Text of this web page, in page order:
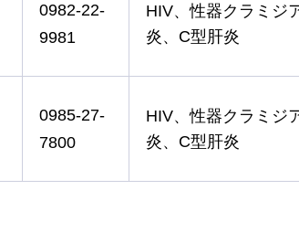
0982-22-
9981
HIV、性器クラミジ
炎、C型肝炎
0985-27-
7800
HIV、性器クラミジ
炎、C型肝炎